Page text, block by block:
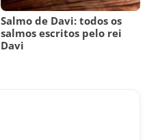
Salmo de Davi: todos os
salmos escritos pelo rei
Davi